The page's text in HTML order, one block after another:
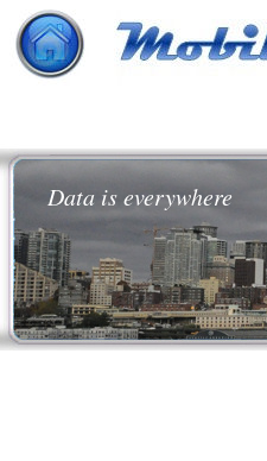
Data is everywhere